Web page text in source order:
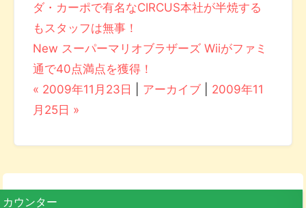
ダ・カーポで有名なCIRCUS本社が半焼する
もスタッフは無事！
New スーパーマリオブラザーズ Wiiがファミ
通で40点満点を獲得！
« 2009年11月23日
アーカイブ
2009年11
月25日 »
カウンター